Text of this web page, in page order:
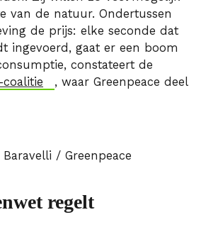
van de natuur. Ondertussen
de prijs: elke seconde dat
ingevoerd, gaat er een boom
constateert de
coalitie
, waar Greenpeace deel
/ Greenpeace
regelt